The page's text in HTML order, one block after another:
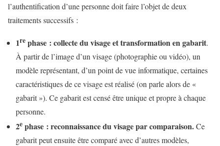
l’authentification d’une personne doit faire l’objet de deux
traitements successifs :
1re phase : collecte du visage et transformation en gabarit.
À partir de l’image d’un visage (photographie ou vidéo), un
modèle représentant, d’un point de vue informatique, certaines
caractéristiques de ce visage est réalisé (on parle alors de «
gabarit »). Ce gabarit est censé être unique et propre à chaque
personne.
2e phase : reconnaissance du visage par comparaison.Ce
gabarit peut ensuite être comparé avec d’autres modèles,